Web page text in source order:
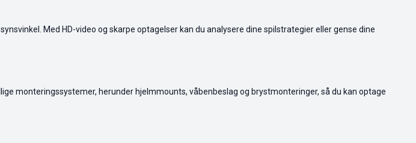
Med HD-video og skarpe optagelser kan du analysere dine spilstrategier eller gense dine
monteringssystemer, herunder hjelmmounts, våbenbeslag og brystmonteringer, så du kan optage